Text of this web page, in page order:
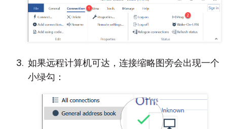
如果远程计算机可达，连接缩略图旁会出现一个
小绿勾：